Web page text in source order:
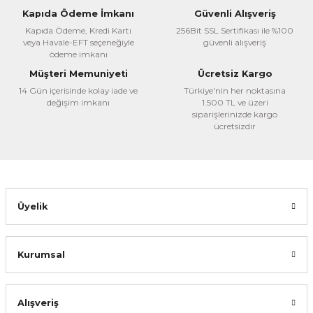
Ürün resmi kalitesiz, bozuk veya görüntülenemiyor.
Ürün açıklamasında eksik bilgiler bulunuyor.
Ürün bilgilerinde hatalar bulunuyor.
Kapıda Ödeme İmkanı
Kapıda Ödeme, Kredi Kartı
veya Havale-EFT seçeneğiyle
ödeme imkanı
Güvenli Alışveriş
256Bit SSL Sertifikası ile %100
güvenli alışveriş
Müşteri Memuniyeti
14 Gün içerisinde kolay iade ve
değişim imkanı
Ücretsiz Kargo
Türkiye'nin her noktasına
1.500 TL ve üzeri
siparişlerinizde kargo
ücretsizdir
Üyelik
Kurumsal
Alışveriş